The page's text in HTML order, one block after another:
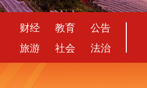
财经 教育
公告
旅游
社会 法治